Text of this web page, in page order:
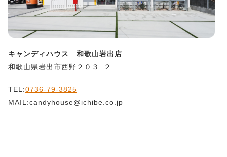
キャンディハウス 和歌山岩出店
和歌山県岩出市西野２０３−２
TEL:0736-79-3825
MAIL:candyhouse@ichibe.co.jp